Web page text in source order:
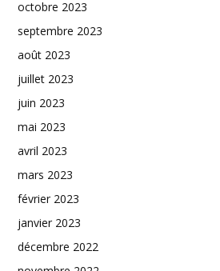
octobre 2023
septembre 2023
août 2023
juillet 2023
juin 2023
mai 2023
avril 2023
mars 2023
février 2023
janvier 2023
décembre 2022